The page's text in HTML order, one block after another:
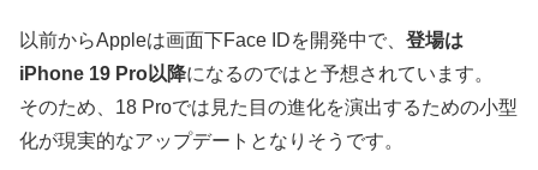
以前からAppleは画面下Face IDを開発中で、 登場は
iPhone 19 Pro以降になるのではと予想されています。
そのため、18 Proでは見た目の進化を演出するための小型
化が現実的なアップデートとなりそうです。